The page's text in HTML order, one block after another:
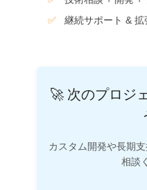
継続サポート & 拡
🚀 次のプロジ
カスタム開発や長期
相談